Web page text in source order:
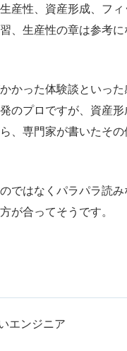
産性、資産形成、フ
、生産性の章は参考
かった体験談といっ
のプロですが、資産
、専門家が書いたそ
ではなくパラパラ読
が合ってそうです。
エンジニア